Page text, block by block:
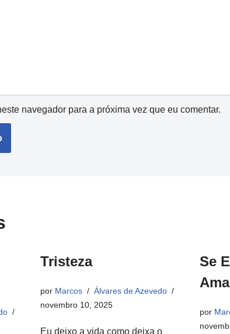
navegador para a próxima vez que eu comentar.
Tristeza
por Marcos
Álvares de Azevedo
novembro 10, 2025
Eu deixo a vida como deixa o
Se
por